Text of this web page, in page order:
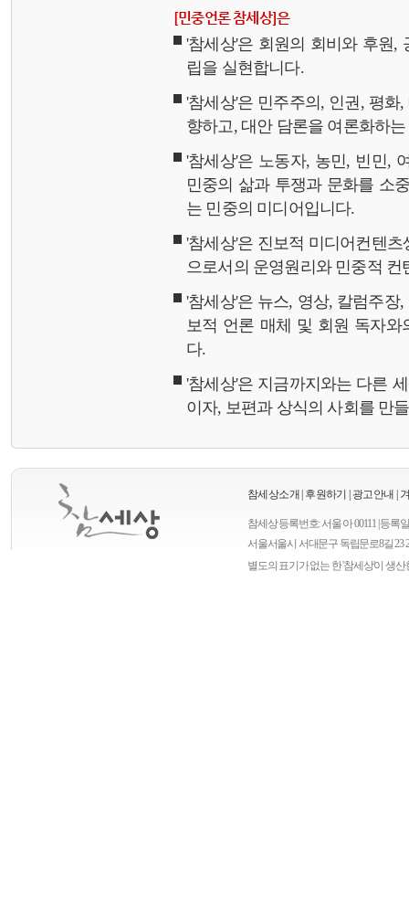
[민중언론 참세상]은
'참세상'은 회원의 회비와 후원,
립을 실현합니다.
'참세상'은 민주주의, 인권, 평
향하고, 대안 담론을 여론화하
'참세상'은 노동자, 농민, 빈민,
민중의 삶과 투쟁과 문화를 소
는 민중의 미디어입니다.
'참세상'은 진보적 미디어컨텐
으로서의 운영원리와 민중적
'참세상'은 뉴스, 영상, 칼럼주
보적 언론 매체 및 회원 독자와
다.
'참세상'은 지금까지와는 다른
이자, 보편과 상식의 사회를 만
참세상소개 후원하기 광고안내
참세상 등록번호: 서울 아 00111 | 등록
서울서울시 서대문구 독립문로8길 23
별도의 표기가 없는 한 '참세상'이 생